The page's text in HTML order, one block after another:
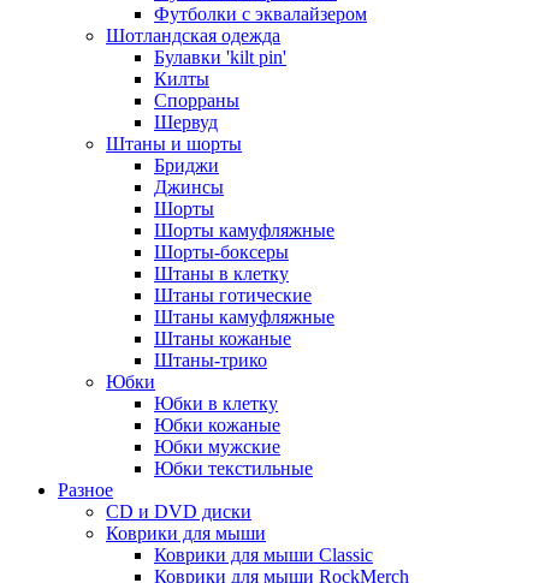
Футболки с эквалайзером
Шотландская одежда
Булавки 'kilt pin'
Килты
Спорраны
Шервуд
Штаны и шорты
Бриджи
Джинсы
Шорты
Шорты камуфляжные
Шорты-боксеры
Штаны в клетку
Штаны готические
Штаны камуфляжные
Штаны кожаные
Штаны-трико
Юбки
Юбки в клетку
Юбки кожаные
Юбки мужские
Юбки текстильные
Разное
CD и DVD диски
Коврики для мыши
Коврики для мыши Classic
Коврики для мыши RockMerch